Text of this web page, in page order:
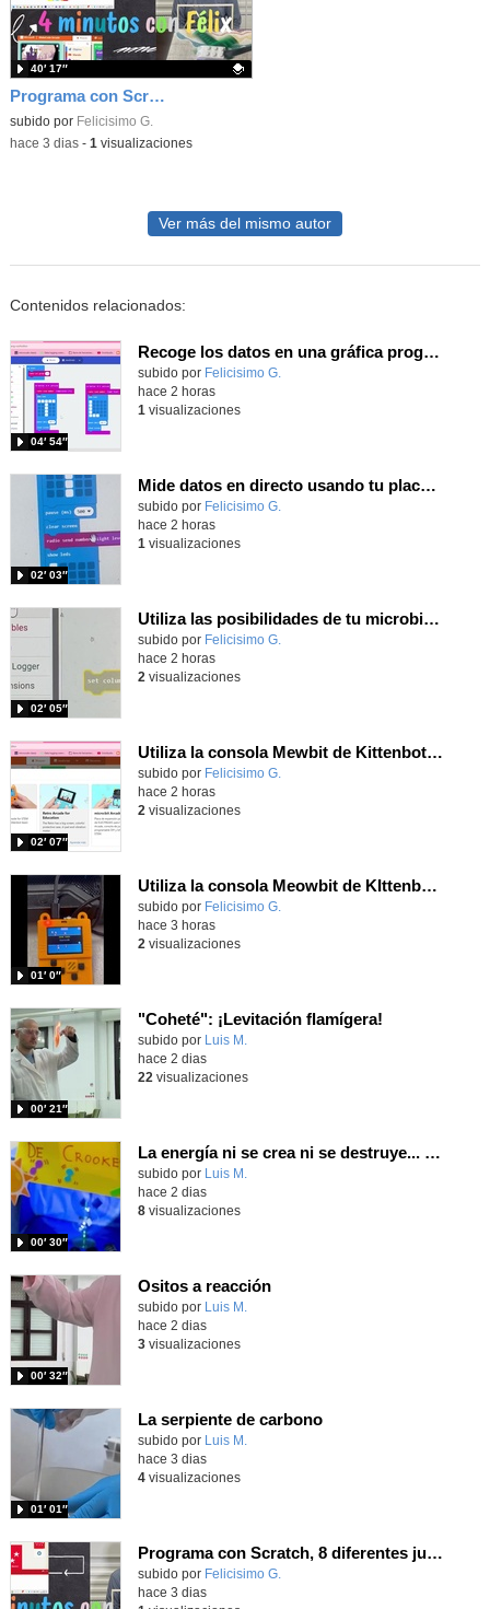
Programa con Scratch juegos con los partidos del mundial 2026 ganados por España
Contenido educativo.
subido por Felicisimo G.
40′ 17″
-hace 3 dias- 1 visualizaciones
Ver más del mismo autor
Contenidos relacionados:
Recoge los datos en una gráfica programando tu placa microbit con MakeCode y conoce la Tª y nivel de luz en este eclipse
Contenido educativo.
subido por Felicisimo G.
04′ 54″
hace 2 horas
1 visualizaciones
Mide datos en directo usando tu placa microbit y programando con MakeCode dos placas conectadas por radio
Contenido educativo.
subido por Felicisimo G.
02′ 03″
hace 2 horas
1 visualizaciones
Utiliza las posibilidades de tu microbit programando com MakeCode para medir temperatura y nivel de luz con Datalogger
Contenido educativo.
subido por Felicisimo G.
02′ 05″
hace 2 horas
2 visualizaciones
Utiliza la consola Mewbit de Kittenbot para llevar tus juegos arcade de MakeCode a tu mano
Contenido educativo.
subido por Felicisimo G.
02′ 07″
hace 2 horas
2 visualizaciones
Utiliza la consola Meowbit de KIttenbot para jugar con tus programas MakeCode Arcade
Contenido educativo.
subido por Felicisimo G.
01′ 0″
hace 3 horas
2 visualizaciones
"Coheté": ¡Levitación flamígera!
Contenido educativo.
subido por Luis M.
00′ 21″
hace 2 dias
22 visualizaciones
La energía ni se crea ni se destruye... ¡se experimenta! El Tierno en la Feria Madrid es Ciencia 2026
Contenido educativo.
subido por Luis M.
00′ 30″
hace 2 dias
8visualizaciones
Ositos a reacción
Contenido educativo.
subido por Luis M.
00′ 32″
hace 2 dias
3visualizaciones
La serpiente de carbono
Contenido educativo.
subido por Luis M.
01′ 01″
hace 3 dias
4visualizaciones
Programa con Scratch, 8 diferentes juegos para vivir la emoción de los partidos de España en el mundial 2026
Contenido educativo.
subido por Felicisimo G.
hace 3 dias